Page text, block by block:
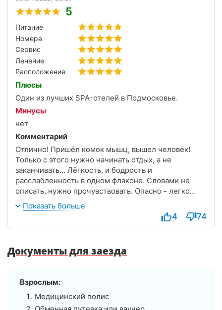
5
Питание
Номера
Сервис
Лечение
Расположение
Плюсы
Один из лучших SPA-отелей в Подмосковье.
Минусы
нет
Комментарий
Отлично! Пришёл комок мышц, вышел человек!
Только с этого нужно начинать отдых, а не
заканчивать... Лёгкость, и бодрость и
расслабленность в одном флаконе. Словами не
описать, нужно прочувствовать. Опасно - легко
подсесть. Массажист профи, отдельный респект!
Показать больше
4 74
Документы для заезда
Взрослым:
Медицинский полис